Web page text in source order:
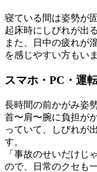
寝ている間は姿勢が
起床時にしびれが出
また、日中の疲れが
を感じやすい方もいま
スマホ・PC・運
長時間の前かがみ姿
首〜肩〜腕に負担が
っていて、しびれが
す。
「事故のせいだけじ
ので、日常のクセも